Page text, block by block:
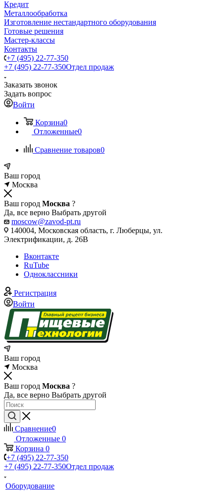
Кредит
Металлообработка
Изготовление нестандартного оборудования
Готовые решения
Мастер-классы
Контакты
+7 (495) 22-77-350
+7 (495) 22-77-350Отдел продаж
Заказать звонок
Задать вопрос
Войти
Корзина0
Отложенные0
Сравнение товаров0
Ваш город
Москва
Ваш город Москва ?
Да, все верно Выбрать другой
moscow@zavod-pt.ru
140004, Московская область, г. Люберцы, ул.
Электрификации, д. 26В
Вконтакте
RuTube
Одноклассники
Регистрация
Войти
Ваш город
Москва
Ваш город Москва ?
Да, все верно Выбрать другой
Сравнение0
Отложенные 0
Корзина 0
+7 (495) 22-77-350
+7 (495) 22-77-350Отдел продаж
Оборудование